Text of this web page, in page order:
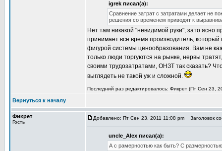
igrek писал(а):
Сравнение затрат с затратами делает не
решения со временем приводят к
Нет там никакой "невидимой руки", зато ясно
принимает всё время производитель, который
фигурой системы ценообразования. Вам не
только люди торгуются на рынке, нервы
своими трудозатратами, ОНЗТ так сказать?
выглядеть не такой уж и сложной.
Последний раз редактировалось: Фикрет (Пт Сен 23,
Вернуться к началу
Фикрет
Гость
Добавлено: Пт Сен 23, 2011 11:08 pm Заголовок
uncle_Alex писал(а):
А с рамерностью как быть? С